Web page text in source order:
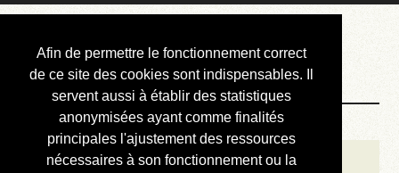
Afin de permettre le fonctionnement correct
de ce site des cookies sont indispensables. Il
servent aussi à établir des statistiques
anonymisées ayant comme finalités
principales l'ajustement des ressources
nécessaires à son fonctionnement ou la
Courbis, « LE »
Blog Officiel
Bienvenue
Réalisations